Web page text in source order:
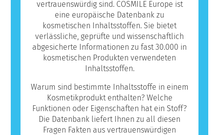
vertrauenswürdig sind. COSMILE Europe ist
eine europäische Datenbank zu
kosmetischen Inhaltsstoffen. Sie bietet
verlässliche, geprüfte und wissenschaftlich
abgesicherte Informationen zu fast 30.000 in
kosmetischen Produkten verwendeten
Inhaltsstoffen.
Warum sind bestimmte Inhaltsstoffe in einem
Kosmetikprodukt enthalten? Welche
Funktionen oder Eigenschaften hat ein Stoff?
Die Datenbank liefert Ihnen zu all diesen
Fragen Fakten aus vertrauenswürdigen